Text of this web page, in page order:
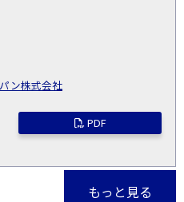
ン株式会社
PDF
もっと見る